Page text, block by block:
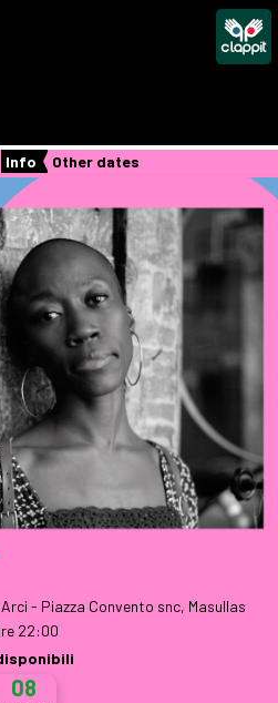
Info Other dates
- Piazza Convento snc, Masullas
22:00
07